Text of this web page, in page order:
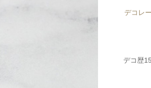
デコレ
デコ歴